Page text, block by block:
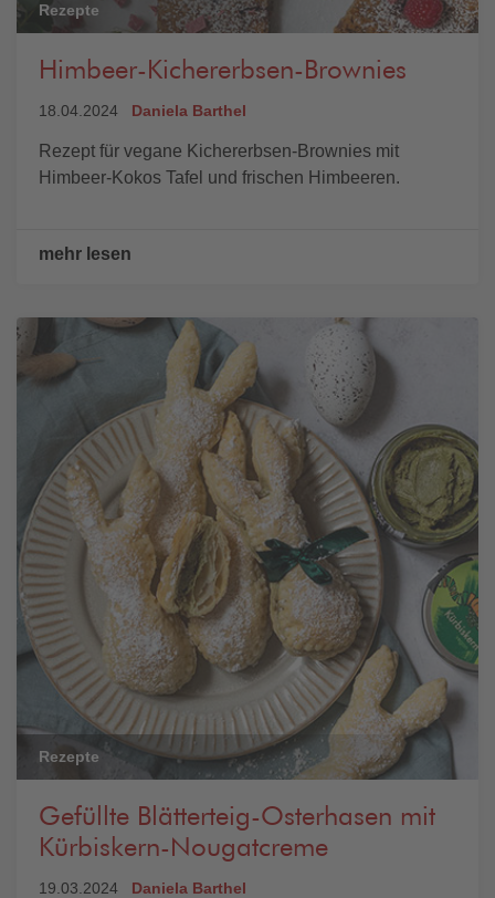
Rezepte
Himbeer-Kichererbsen-Brownies
18.04.2024 Daniela Barthel
Rezept für vegane Kichererbsen-Brownies mit
Himbeer-Kokos Tafel und frischen Himbeeren.
mehr lesen
Rezepte
Gefüllte Blätterteig-Osterhasen mit
Kürbiskern-Nougatcreme
19.03.2024 Daniela Barthel